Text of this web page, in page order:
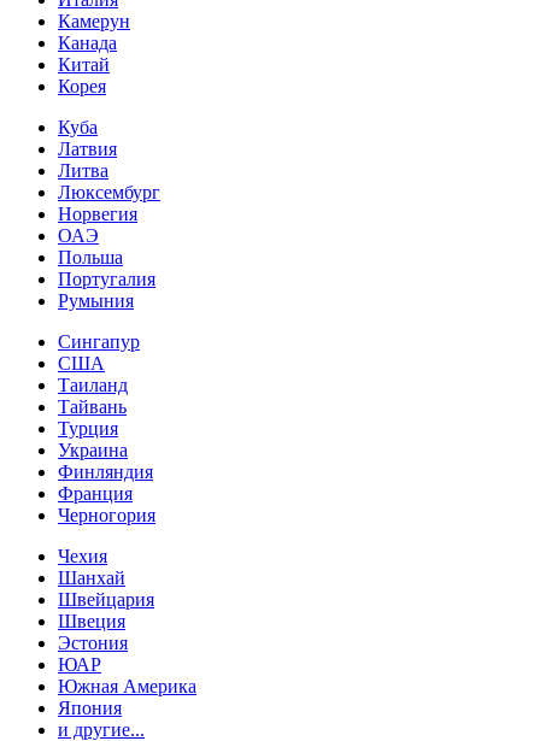
Камерун
Канада
Китай
Корея
Куба
Латвия
Литва
Люксембург
Норвегия
ОАЭ
Польша
Португалия
Румыния
Сингапур
США
Таиланд
Тайвань
Турция
Украина
Финляндия
Франция
Черногория
Чехия
Шанхай
Швейцария
Швеция
Эстония
ЮАР
Южная Америка
Япония
и другие...